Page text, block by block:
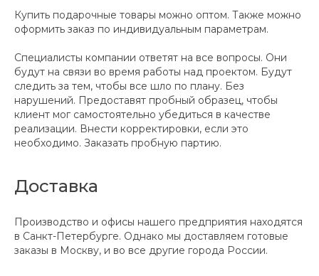
Купить подарочные товары можно оптом. Также можно
оформить заказ по индивидуальным параметрам.
Специалисты компании ответят на все вопросы. Они
будут на связи во время работы над проектом. Будут
следить за тем, чтобы все шло по плану. Без
нарушений. Предоставят пробный образец, чтобы
клиент мог самостоятельно убедиться в качестве
реализации. Внести корректировки, если это
необходимо. Заказать пробную партию.
Доставка
Производство и офисы нашего предприятия находятся
в Санкт-Петербурге. Однако мы доставляем готовые
заказы в Москву, и во все другие города России.